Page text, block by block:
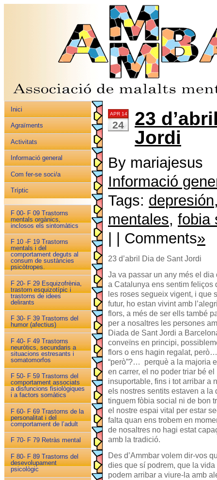
Inici
Agraïments
Activitats
Informació general
Com fer-se soci/a
Tríptic
F 00- F 09 Trastorns
mentals orgànics,
inclosos els sintomàtics
F 10 -F 19 Trastorns
mentals i del
comportament deguts al
consum de sustàncies
psicòtropes.
F 20- F 29 Esquizofrènia,
trastorn esquizotípic i
trastorns de idees
delirants
F 30- F 39 Trastorns del
humor (afectius)
F 40- F 49 Trastorns
neuròtics, secundaris a
situacions estresants i
somatomorfos
F 50- F 59 Trastorns del
comportament associats
a disfuncions fisiològiques
i a factors somàtics
F 60- F 69 Trastorns de la
personalitat i del
comportament de l’adult
F 70- F 79 Retràs mental
F 80- F 89 Trastorns del
desevolupament
psicològic
APR 14
24
23
Jordi
By mariajesus
Informació
Tags: depresión
mentales, fobia
| | Comments»
23 d’abril Dia de Sant Jordi
Ja va passar un any més el
a Catalunya ens sentim feliços
les roses segueix vigent, i que
futur, ho estan vivint amb
flors, a més de ser ells també
per a nosaltres les persones
Diada de Sant Jordi a
conveïns en principi,
flors o ens hagin regalat,
“però”?… perquè a la majoria
en carrer, el no poder triar bé
insuportable, fins i tot arribar a
els nostres sentits estaven a
tinguem fòbia social ni de bon
el nostre espai vital per estar
falta quan ens trobem en
de nosaltres no hagi estat
amb la tradició.
Des d’Ammbar volem dir-vos
dies que sí podrem, que la
podem arribar a viure-la amb